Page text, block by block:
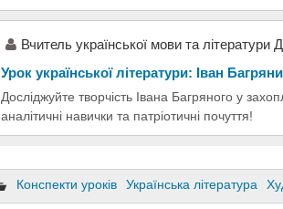
Вчитель української мови та літератури
Урок української літератури: Іван
Досліджуйте творчість Івана Багряного у
аналітичні навички та патріотичні почуття!
Конспекти уроків Українська література